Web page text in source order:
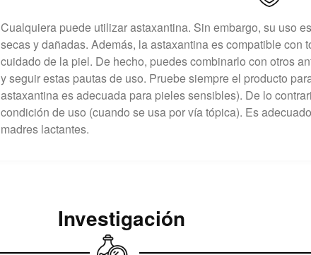
Cualquiera puede utilizar astaxantina. Sin embargo, su uso
secas y dañadas. Además, la astaxantina es compatible con
cuidado de la piel. De hecho, puedes combinarlo con otros
y seguir estas pautas de uso. Pruebe siempre el producto
astaxantina es adecuada para pieles sensibles). De lo
condición de uso (cuando se usa por vía tópica). Es
madres lactantes.
Investigación